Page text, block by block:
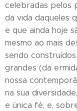
celebradas pelos
da vida daqueles
e que ainda hoje
mesmo ao mais
sendo
grandes (da
nossa
na sua
e única fé; e,